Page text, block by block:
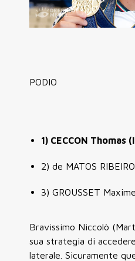
PODIO
1) CECCON Thomas
2) de MATOS
3) GROUSSET
Bravissimo Niccolò
sua strategia di
laterale. Sicuramente